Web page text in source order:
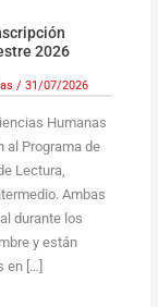
2026
/ 31/07/2026
Humanas
al Programa de
Lectura,
Ambas
durante los
y están
en […]